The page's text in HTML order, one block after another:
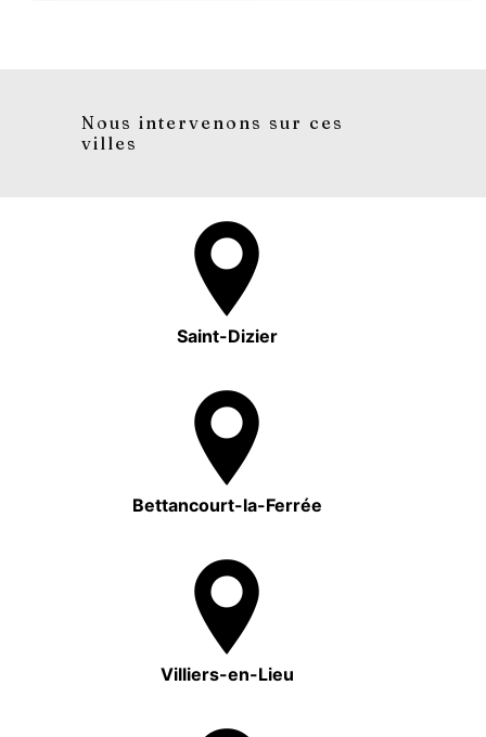
Nous intervenons sur ces
villes
Saint-Dizier
Bettancourt-la-Ferrée
Villiers-en-Lieu